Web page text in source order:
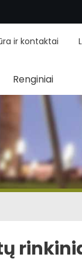
ir kontaktai
Renginiai